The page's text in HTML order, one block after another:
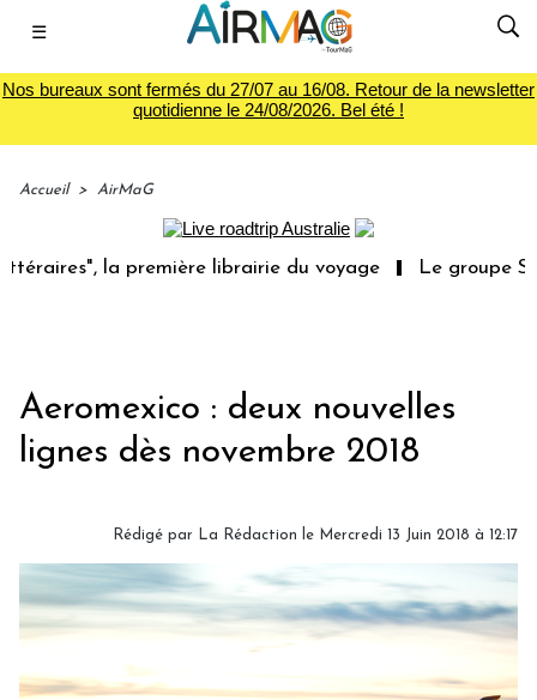
☰
Nos bureaux sont fermés du 27/07 au 16/08. Retour de la newsletter
quotidienne le 24/08/2026. Bel été !
Accueil > AirMaG
la première librairie du voyage Le groupe Sainte-
Aeromexico : deux nouvelles
lignes dès novembre 2018
Rédigé par La Rédaction le Mercredi 13 Juin 2018 à 12:17